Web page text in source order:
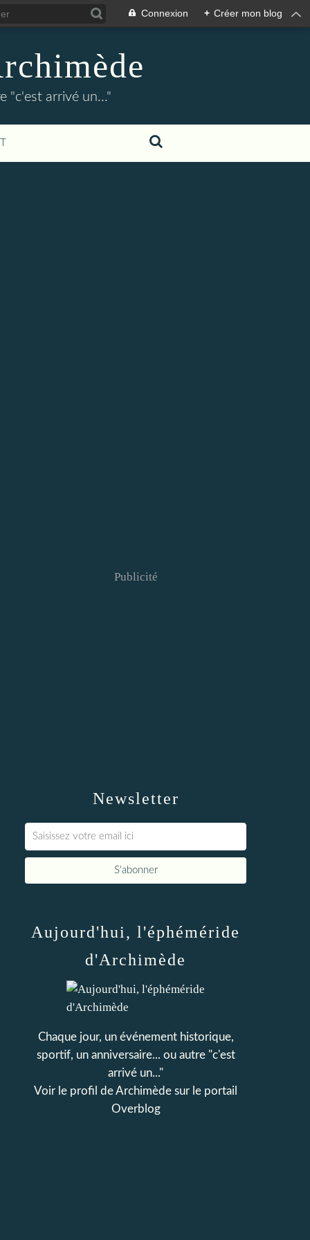
Connexion + Créer mon blog
"c'est arrivé un..."
Newsletter
Publicité
Aujourd'hui, l'éphéméride
d'Archimède
Chaque jour, un événement historique,
sportif, un anniversaire... ou autre "c'est
arrivé un..."
Voir le profil deArchimède sur le portail
Overblog